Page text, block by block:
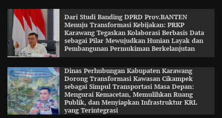
Dari Studi Banding DPRD Prov.BANTEN
Menuju Transformasi Kebijakan: PRKP
Karawang Tegaskan Kolaborasi Berbasis Data
sebagai Pilar Mewujudkan Hunian Layak dan
Pembangunan Permukiman Berkelanjutan
Dinas Perhubungan Kabupaten Karawang
Dorong Transformasi Kawasan Cikampek
sebagai Simpul Transportasi Masa Depan:
Mengurai Kemacetan, Memulihkan Ruang
Publik, dan Menyiapkan Infrastruktur KRL
yang Terintegrasi